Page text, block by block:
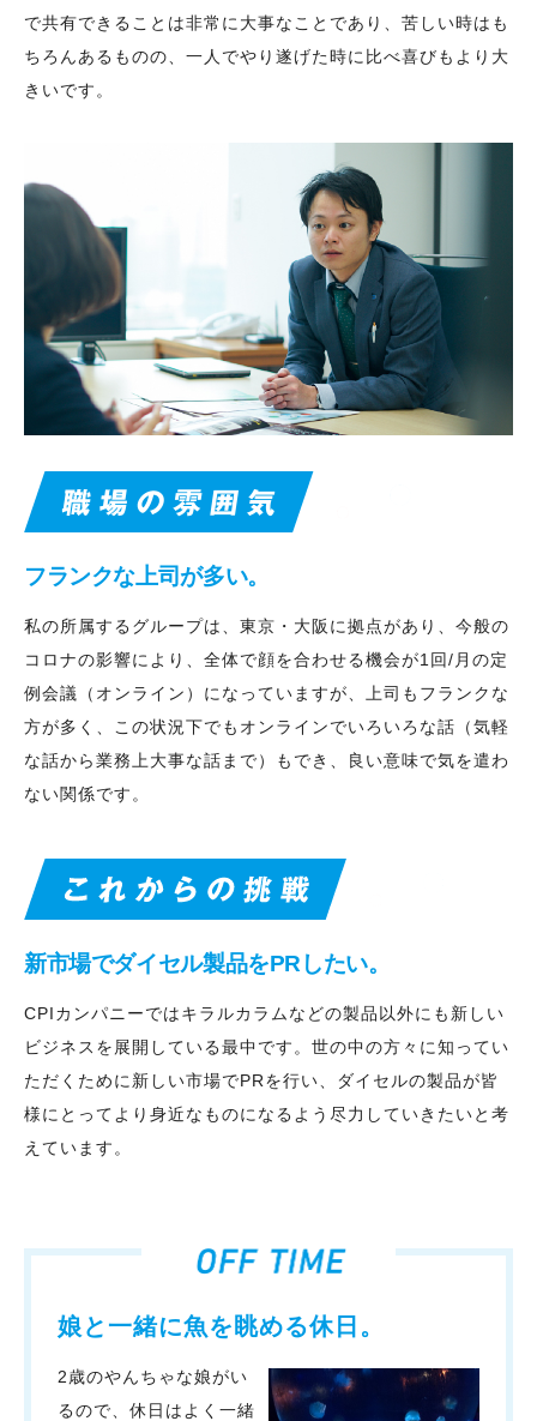
で共有できることは非常に大事なことであり、苦しい時はも
ちろんあるものの、一人でやり遂げた時に比べ喜びもより大
きいです。
フランクな上司が多い。
私の所属するグループは、東京・大阪に拠点があり、今般の
コロナの影響により、全体で顔を合わせる機会が1回/月の定
例会議（オンライン）になっていますが、上司もフランクな
方が多く、この状況下でもオンラインでいろいろな話（気軽
な話から業務上大事な話まで）もでき、良い意味で気を遣わ
ない関係です。
新市場でダイセル製品をPRしたい。
CPIカンパニーではキラルカラムなどの製品以外にも新しい
ビジネスを展開している最中です。世の中の方々に知ってい
ただくために新しい市場でPRを行い、ダイセルの製品が皆
様にとってより身近なものになるよう尽力していきたいと考
えています。
娘と一緒に魚を眺める休日。
2歳のやんちゃな娘がい
るので、休日はよく一緒